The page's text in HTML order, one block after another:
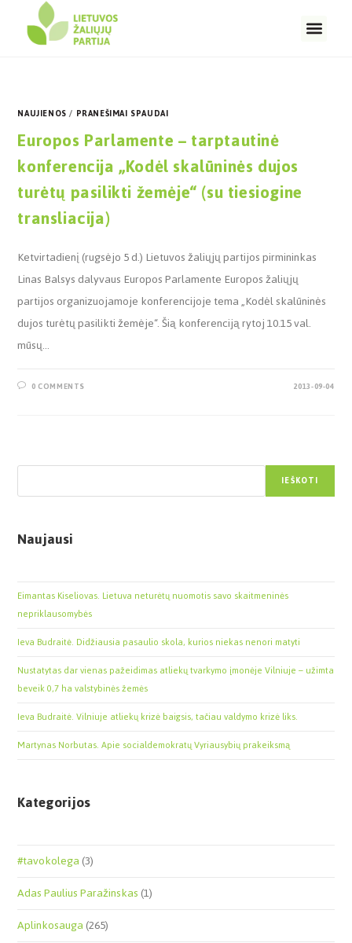
NAUJIENOS/ PRANEŠIMAI SPAUDAI
Europos Parlamente – tarptautinė
konferencija „Kodėl skalūninės dujos
turėtų pasilikti žemėje“ (su tiesiogine
transliacija)
Ketvirtadienį (rugsėjo 5 d.) Lietuvos žaliųjų partijos pirmininkas
Linas Balsys dalyvaus Europos Parlamente Europos žaliųjų
partijos organizuojamoje konferencijoje tema „Kodėl skalūninės
dujos turėtų pasilikti žemėje“. Šią konferenciją rytoj 10.15 val.
mūsų…
0 COMMENTS 2013-09-04
IEŠKOTI
Naujausi
Eimantas Kiseliovas. Lietuva neturėtų nuomotis savo skaitmeninės
nepriklausomybės
Ieva Budraitė. Didžiausia pasaulio skola, kurios niekas nenori matyti
Nustatytas dar vienas pažeidimas atliekų tvarkymo įmonėje Vilniuje – užimta
beveik 0,7 ha valstybinės žemės
Ieva Budraitė. Vilniuje atliekų krizė baigsis, tačiau valdymo krizė liks.
Martynas Norbutas. Apie socialdemokratų Vyriausybių prakeiksmą
Kategorijos
#tavokolega(3)
Adas Paulius Paražinskas(1)
Aplinkosauga(265)